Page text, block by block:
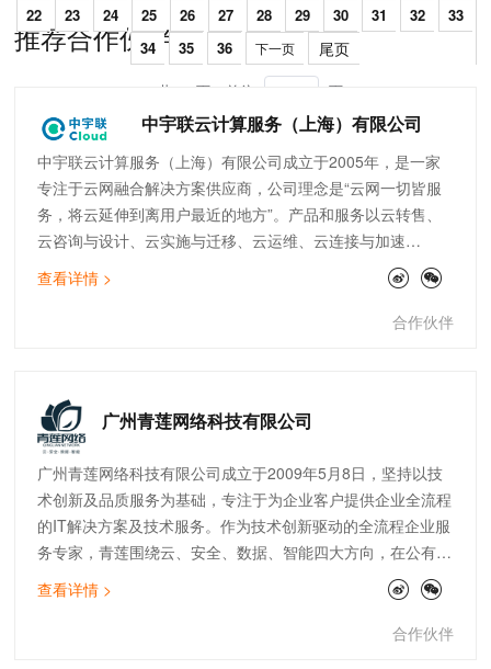
领先、具备核心竞争力的汽车零部件系统供应商。
22
23 24 25 26 27 28 29 30 31 32
33
34
35 36 下一页 尾页
共 36 页 前往 页
推荐合作伙伴
中宇联云计算服务（上海）有限公司
中宇联云计算服务（上海）有限公司成立于2005年，是一家
专注于云网融合解决方案供应商，公司理念是“云网一切皆服
务，将云延伸到离用户最近的地方”。产品和服务以云转售、
云咨询与设计、云实施与迁移、云运维、云连接与加速
（SDWAN）为核心，致力于为客户提供高品质的云服务，助
力企业数字化转型。公司现拥有完善的技术团队，覆盖售前、
实施交付、开发、售后运维等。截止目前，中宇联已为快消零
查看详情 >
合作伙伴
广州青莲网络科技有限公司
广州青莲网络科技有限公司成立于2009年5月8日，坚持以技
术创新及品质服务为基础，专注于为企业客户提供企业全流程
的IT解决方案及技术服务。作为技术创新驱动的全流程企业服
务专家，青莲围绕云、安全、数据、智能四大方向，在公有
云、云安全、数据服务、IoT边缘计算、SAP上云咨询、自动
化运维等领域均有建树，已经成为全国上百家大型上市企业的
查看详情 >
合作伙伴